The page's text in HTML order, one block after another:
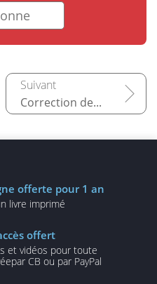
Correction des exercices
offerte pour 1 an
livre imprimé
offert
et vidéos pour toute
par CB ou par PayPal